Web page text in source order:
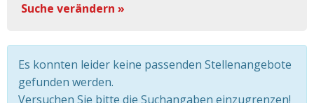
Suche verändern »
Es konnten leider keine passenden Stellenangebote
gefunden werden.
Versuchen Sie bitte die Suchangaben einzugrenzen!